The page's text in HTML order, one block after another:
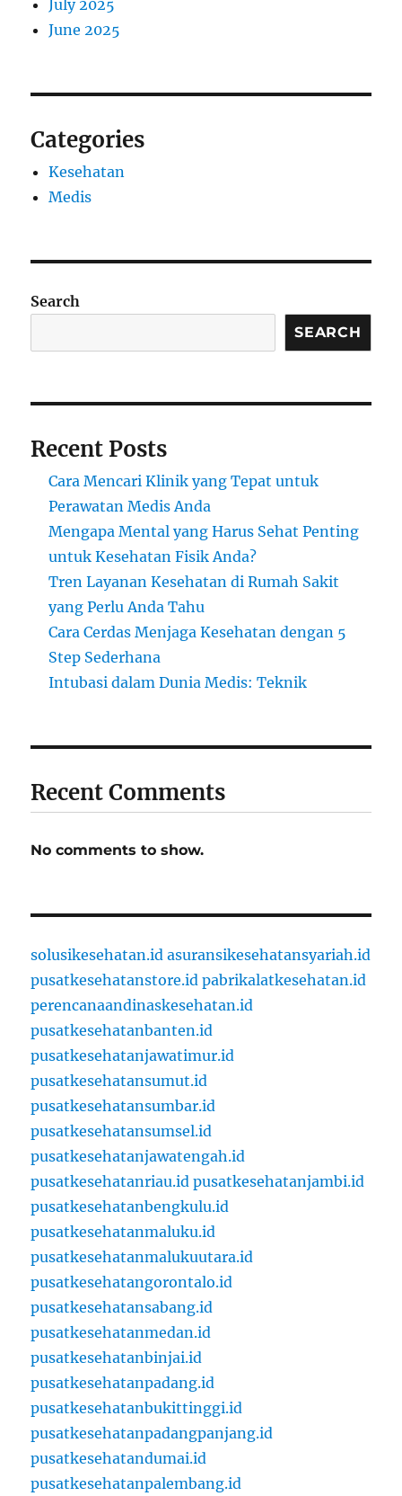
July 2025
June 2025
Categories
Kesehatan
Medis
Search
SEARCH
Recent Posts
Cara Mencari Klinik yang Tepat untuk
Perawatan Medis Anda
Mengapa Mental yang Harus Sehat Penting
untuk Kesehatan Fisik Anda?
Tren Layanan Kesehatan di Rumah Sakit
yang Perlu Anda Tahu
Cara Cerdas Menjaga Kesehatan dengan 5
Step Sederhana
Intubasi dalam Dunia Medis: Teknik
Recent Comments
No comments to show.
solusikesehatan.id asuransikesehatansyariah.id
pusatkesehatanstore.id pabrikalatkesehatan.id
perencanaandinaskesehatan.id
pusatkesehatanbanten.id
pusatkesehatanjawatimur.id
pusatkesehatansumut.id
pusatkesehatansumbar.id
pusatkesehatansumsel.id
pusatkesehatanjawatengah.id
pusatkesehatanriau.id pusatkesehatanjambi.id
pusatkesehatanbengkulu.id
pusatkesehatanmaluku.id
pusatkesehatanmalukuutara.id
pusatkesehatangorontalo.id
pusatkesehatansabang.id
pusatkesehatanmedan.id
pusatkesehatanbinjai.id
pusatkesehatanpadang.id
pusatkesehatanbukittinggi.id
pusatkesehatanpadangpanjang.id
pusatkesehatandumai.id
pusatkesehatanpalembang.id